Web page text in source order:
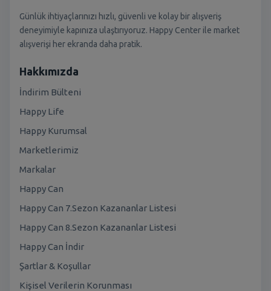
Günlük ihtiyaçlarınızı hızlı, güvenli ve kolay bir alışveriş
deneyimiyle kapınıza ulaştırıyoruz. Happy Center ile market
alışverişi her ekranda daha pratik.
Hakkımızda
İndirim Bülteni
Happy Life
Happy Kurumsal
Marketlerimiz
Markalar
Happy Can
Happy Can 7.Sezon Kazananlar Listesi
Happy Can 8.Sezon Kazananlar Listesi
Happy Can İndir
Şartlar & Koşullar
Kişisel Verilerin Korunması